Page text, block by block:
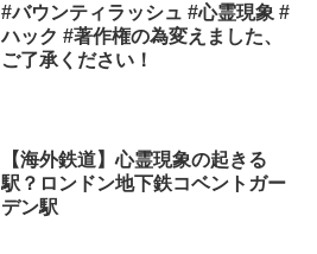
#バウンティラッシュ #心霊現象 #
ハック #著作権の為変えました、
ご了承ください！
【海外鉄道】心霊現象の起きる
駅？ロンドン地下鉄コベントガー
デン駅